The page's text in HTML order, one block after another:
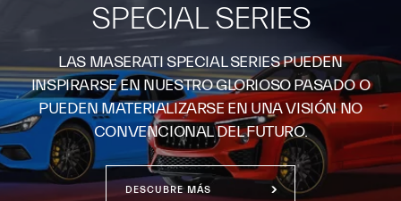
SPECIAL SERIES
LAS MASERATI SPECIAL SERIES PUEDEN
INSPIRARSE EN NUESTRO GLORIOSO PASADO O
PUEDEN MATERIALIZARSE EN UNA VISIÓN NO
CONVENCIONAL DEL FUTURO.
DESCUBRE MÁS